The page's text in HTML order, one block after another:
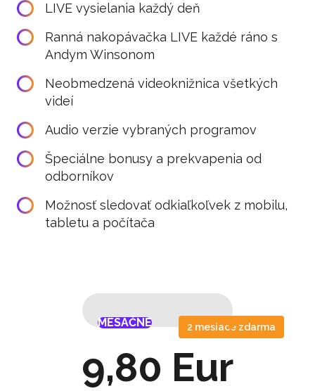
LIVE vysielania každý deň
Ranná nakopávačka LIVE každé ráno s
Andym Winsonom
Neobmedzená videoknižnica všetkých
videí
Audio verzie vybraných programov
Špeciálne bonusy a prekvapenia od
odborníkov
Možnosť sledovať odkiaľkoľvek z mobilu,
tabletu a počítača
MESAČNE
ROČNE
2 mesiace zdarma
9,80 Eur